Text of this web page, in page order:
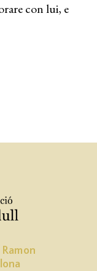
con lui, e